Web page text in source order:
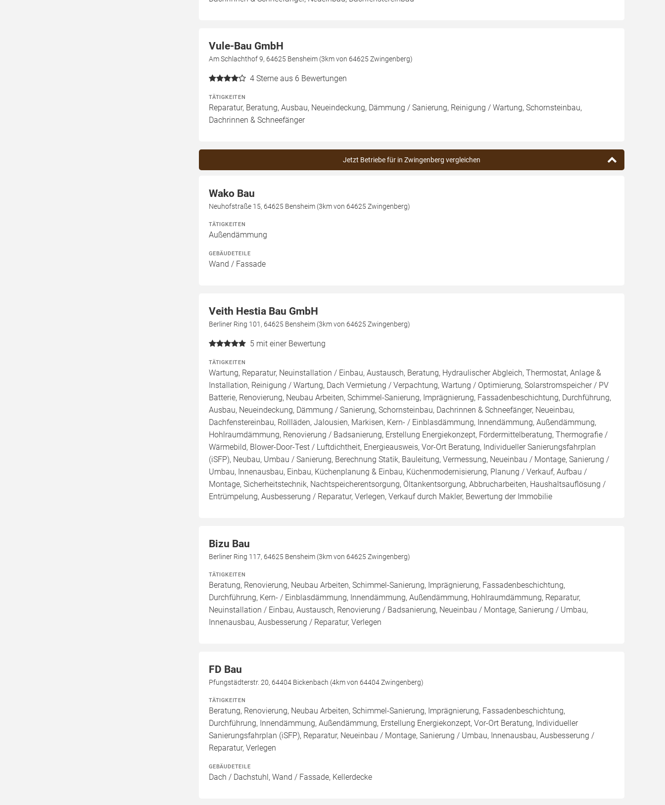
Vule-Bau GmbH
Am Schlachthof 9, 64625 Bensheim (3km von 64625 Zwingenberg)
4 Sterne aus 6 Bewertungen
TÄTIGKEITEN
Reparatur, Beratung, Ausbau, Neueindeckung, Dämmung / Sanierung, Reinigung / Wartung, Schornsteinbau,
Dachrinnen & Schneefänger
Jetzt Betriebe für in Zwingenberg vergleichen
Wako Bau
Neuhofstraße 15, 64625 Bensheim (3km von 64625 Zwingenberg)
TÄTIGKEITEN
Außendämmung
GEBÄUDETEILE
Wand / Fassade
Veith Hestia Bau GmbH
Berliner Ring 101, 64625 Bensheim (3km von 64625 Zwingenberg)
5 mit einer Bewertung
TÄTIGKEITEN
Wartung, Reparatur, Neuinstallation / Einbau, Austausch, Beratung, Hydraulischer Abgleich, Thermostat, Anlage &
Installation, Reinigung / Wartung, Dach Vermietung / Verpachtung, Wartung / Optimierung, Solarstromspeicher / PV
Batterie, Renovierung, Neubau Arbeiten, Schimmel-Sanierung, Imprägnierung, Fassadenbeschichtung, Durchführung,
Ausbau, Neueindeckung, Dämmung / Sanierung, Schornsteinbau, Dachrinnen & Schneefänger, Neueinbau,
Dachfenstereinbau, Rollläden, Jalousien, Markisen, Kern- / Einblasdämmung, Innendämmung, Außendämmung,
Hohlraumdämmung, Renovierung / Badsanierung, Erstellung Energiekonzept, Fördermittelberatung, Thermografie /
Wärmebild, Blower-Door-Test / Luftdichtheit, Energieausweis, Vor-Ort Beratung, Individueller Sanierungsfahrplan
(iSFP), Neubau, Umbau / Sanierung, Berechnung Statik, Bauleitung, Vermessung, Neueinbau / Montage, Sanierung /
Umbau, Innenausbau, Einbau, Küchenplanung & Einbau, Küchenmodernisierung, Planung / Verkauf, Aufbau /
Montage, Sicherheitstechnik, Nachtspeicherentsorgung, Öltankentsorgung, Abbrucharbeiten, Haushaltsauflösung /
Entrümpelung, Ausbesserung / Reparatur, Verlegen, Verkauf durch Makler, Bewertung der Immobilie
Bizu Bau
Berliner Ring 117, 64625 Bensheim (3km von 64625 Zwingenberg)
TÄTIGKEITEN
Beratung, Renovierung, Neubau Arbeiten, Schimmel-Sanierung, Imprägnierung, Fassadenbeschichtung,
Durchführung, Kern- / Einblasdämmung, Innendämmung, Außendämmung, Hohlraumdämmung, Reparatur,
Neuinstallation / Einbau, Austausch, Renovierung / Badsanierung, Neueinbau / Montage, Sanierung / Umbau,
Innenausbau, Ausbesserung / Reparatur, Verlegen
FD Bau
Pfungstädterstr. 20, 64404 Bickenbach (4km von 64404 Zwingenberg)
TÄTIGKEITEN
Beratung, Renovierung, Neubau Arbeiten, Schimmel-Sanierung, Imprägnierung, Fassadenbeschichtung,
Durchführung, Innendämmung, Außendämmung, Erstellung Energiekonzept, Vor-Ort Beratung, Individueller
Sanierungsfahrplan (iSFP), Reparatur, Neueinbau / Montage, Sanierung / Umbau, Innenausbau, Ausbesserung /
Reparatur, Verlegen
GEBÄUDETEILE
Dach / Dachstuhl, Wand / Fassade, Kellerdecke